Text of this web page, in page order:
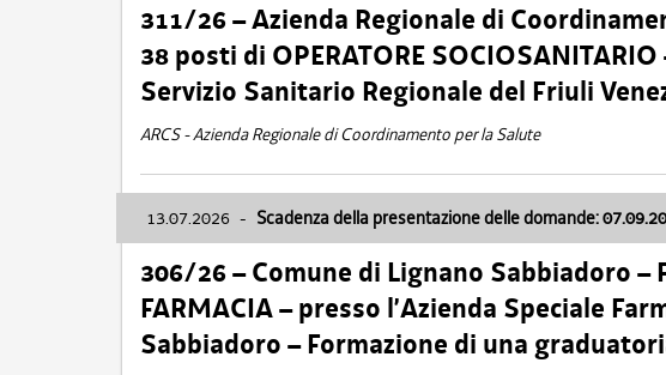
311/26 – Azienda Regionale di
38 posti di OPERATORE
Servizio Sanitario Regionale del Friuli
ARCS - Azienda Regionale di Coordinamento per la Salute
13.07.2026 - Scadenza della presentazione delle domande:
306/26 – Comune di Lignano Sabbiadoro –
FARMACIA – presso l’Azienda Speciale
Sabbiadoro – Formazione di una